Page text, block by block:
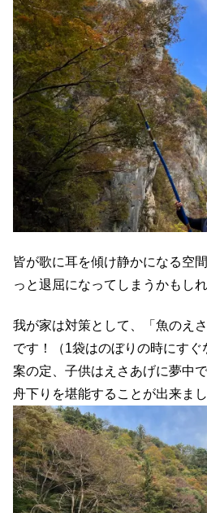
皆が歌に耳を傾け静かになる空
っと退屈になってしまうかもしれ
我が家は対策として、「魚のえ
です！（1袋はのぼりの時にすぐ
案の定、子供はえさあげに夢中
舟下りを堪能することが出来まし